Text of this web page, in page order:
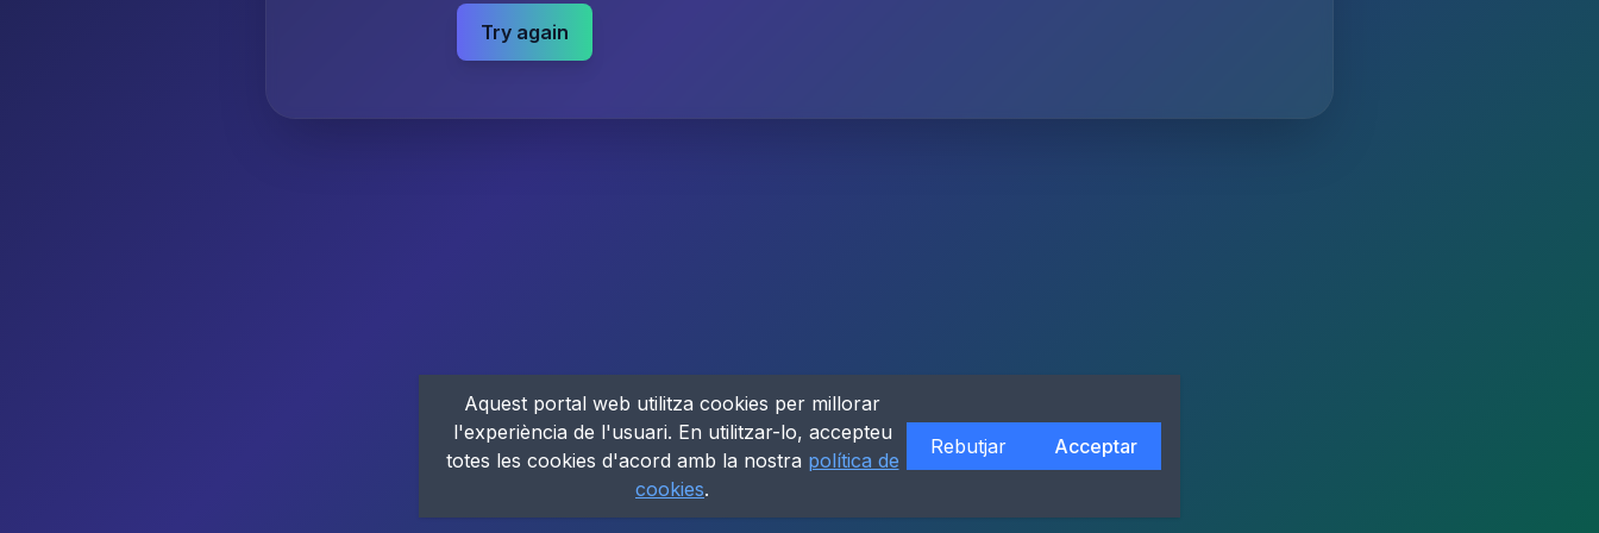
Try again
Aquest portal web utilitza cookies per millorar
l'experiència de l'usuari. En utilitzar-lo, accepteu
totes les cookies d'acord amb la nostra política de
cookies.
Rebutjar Acceptar